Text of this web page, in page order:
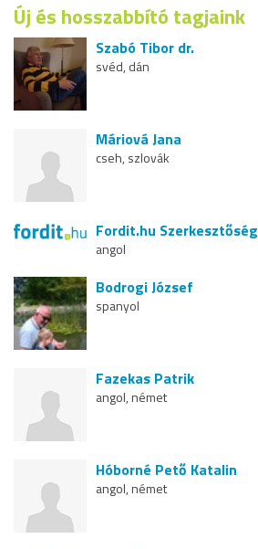
Új és hosszabbító tagjaink
Szabó Tibor dr.
svéd, dán
Máriová Jana
cseh, szlovák
Fordit.hu Szerkesztőség
angol
Bodrogi József
spanyol
Fazekas Patrik
angol, német
Hóborné Pető Katalin
angol, német